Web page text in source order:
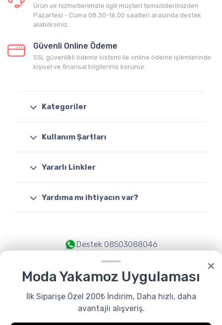
×
Moda Yakamoz Uygulaması
İlk Siparişe Özel 200₺ İndirim, Daha hızlı, daha
avantajlı alışveriş.
Ürün ve hizmetlerimizle ilgili müşteri temsilcilerimizden
Pazartesi - Cuma 08.30-16.00 saatleri arasında destek
alabilirsiniz.
Güvenli Online Ödeme
SSL güvenlikli ödeme sistemi ile online ödeme işlemlerinde
kişisel ve finansal bilgileriniz korunur.
Kategoriler
Kullanım Şartları
Yararlı Linkler
Yardıma mı ihtiyacın var?
Destek 08503088046
© Tüm Hakları Saklıdır. Made by modayakamoz.com